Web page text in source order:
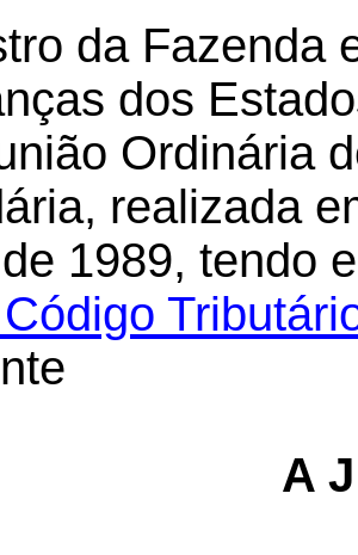
da Fazenda
dos
Ordinária
realizada
1989, tendo
A